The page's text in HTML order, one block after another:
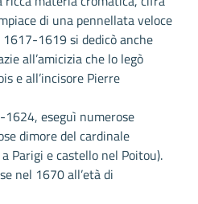
di una pennellata veloce
1619 si dedicò anche
all’amicizia che lo legò
e all’incisore Pierre
eseguì numerose
dimore del cardinale
Parigi e castello nel Poitou).
nel 1670 all’età di